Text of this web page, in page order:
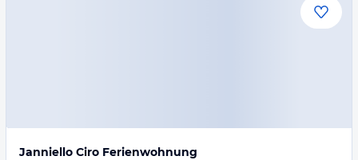
Janniello Ciro Ferienwohnung